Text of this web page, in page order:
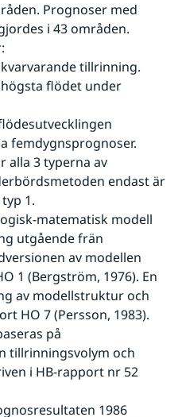
Prognoser med
i 43 områden.
tillrinning.
femdygnsprognoser.
endast är
1.
utgående frän
av modellen
1 (Bergström, 1976). En
av modellstruktur och
HO 7 (Persson, 1983).
på
tillrinningsvolym och
i HB-rapport nr 52